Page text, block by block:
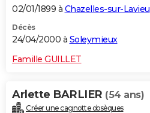
02/01/1899 à Chazelles-sur-Lavieu
Décès
24/04/2000 à Soleymieux
Famille GUILLET
Arlette BARLIER (54 ans)
Créer une cagnotte obsèques